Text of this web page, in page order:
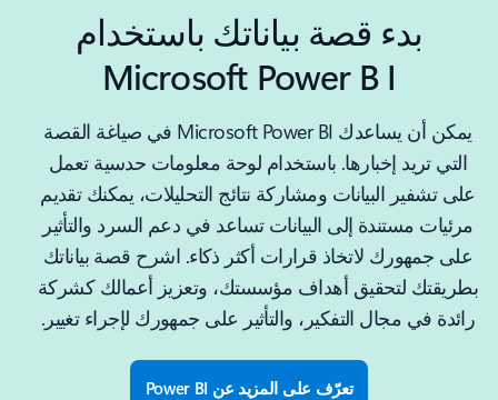
بدء قصة بياناتك باستخدام
Microsoft Power B I
يمكن أن يساعدك Microsoft Power BI في صياغة القصة
التي تريد إخبارها. باستخدام لوحة معلومات حدسية تعمل
على تشفير البيانات ومشاركة نتائج التحليلات، يمكنك تقديم
مرئيات مستندة إلى البيانات تساعد في دعم السرد والتأثير
على جمهورك لاتخاذ قرارات أكثر ذكاء. اشرح قصة بياناتك
بطريقتك لتحقيق أهداف مؤسستك، وتعزيز أعمالك كشركة
رائدة في مجال التفكير، والتأثير على جمهورك لإجراء تغيير.
تعرّف على المزيد عن Power BI